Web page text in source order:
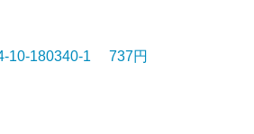
10-180340-1 737円